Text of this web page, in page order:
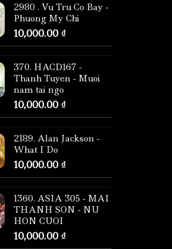
2980 . Vu Tru Co Bay -
Phuong My Chi
10,000.00 ₫
370. HACD167 -
Thanh Tuyen - Muoi
nam tai ngo
10,000.00 ₫
2189. Alan Jackson -
What I Do
10,000.00 ₫
1360. ASIA 305 - MAI
THANH SON - NU
HON CUOI
10,000.00 ₫